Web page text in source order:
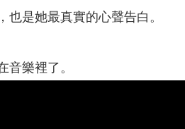
也是她最真實的心聲告白。
音樂裡了。